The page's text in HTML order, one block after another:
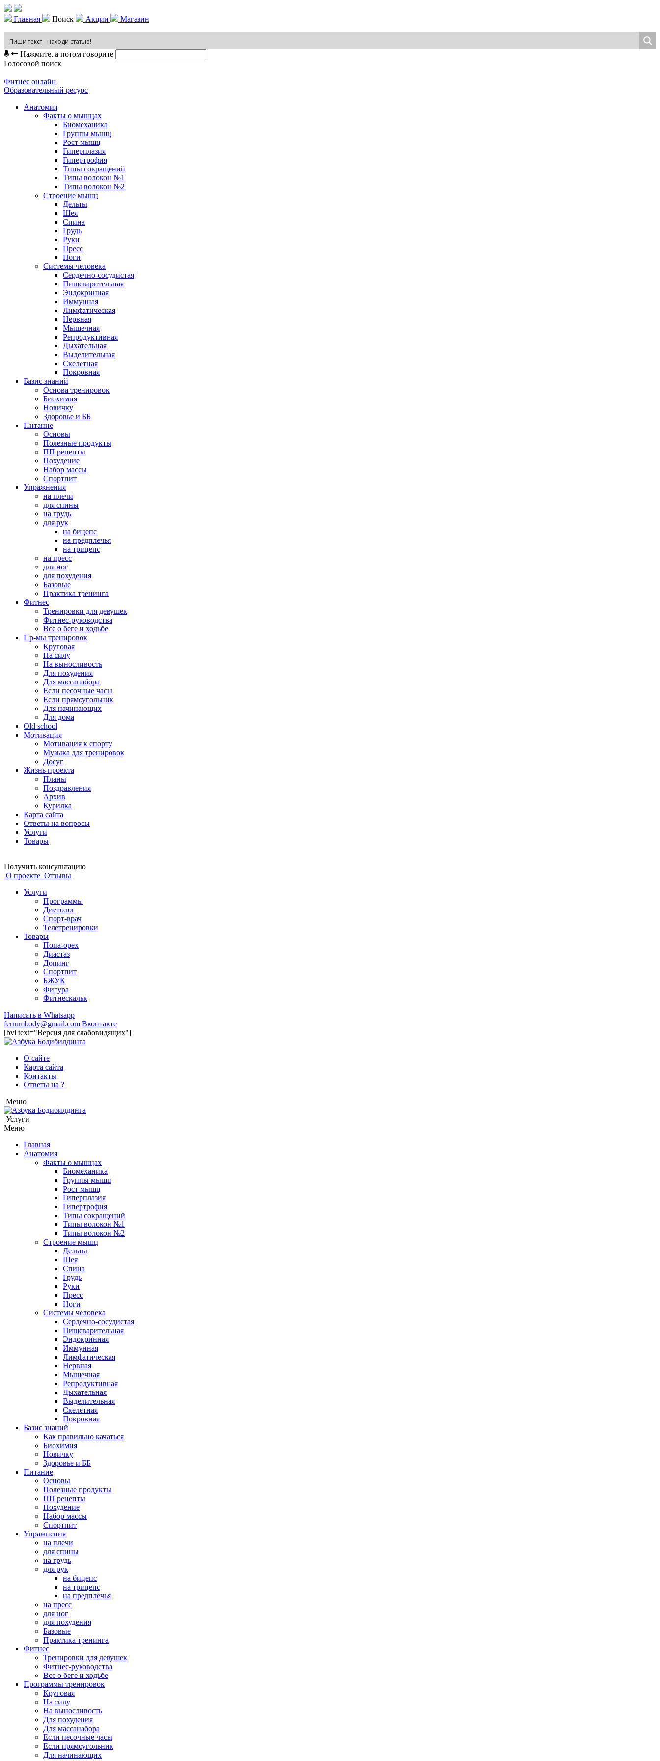
Главная Поиск Акции Магазин
Нажмите, а потом говорите
Голосовой поиск
Фитнес онлайн
Образовательный ресурс
Анатомия
Факты о мышцах
Биомеханика
Группы мышц
Рост мышц
Гиперплазия
Гипертрофия
Типы сокращений
Типы волокон №1
Типы волокон №2
Строение мышц
Дельты
Шея
Спина
Грудь
Руки
Пресс
Ноги
Системы человека
Сердечно-сосудистая
Пищеварительная
Эндокринная
Иммунная
Лимфатическая
Нервная
Мышечная
Репродуктивная
Дыхательная
Выделительная
Скелетная
Покровная
Базис знаний
Основа тренировок
Биохимия
Новичку
Здоровье и ББ
Питание
Основы
Полезные продукты
ПП рецепты
Похудение
Набор массы
Спортпит
Упражнения
на плечи
для спины
на грудь
для рук
на бицепс
на предплечья
на трицепс
на пресс
для ног
для похудения
Базовые
Практика тренинга
Фитнес
Тренировки для девушек
Фитнес-руководства
Все о беге и ходьбе
Пр-мы тренировок
Круговая
На силу
На выносливость
Для похудения
Для массанабора
Если песочные часы
Если прямоугольник
Для начинающих
Для дома
Old school
Мотивация
Мотивация к спорту
Музыка для тренировок
Досуг
Жизнь проекта
Планы
Поздравления
Архив
Курилка
Карта сайта
Ответы на вопросы
Услуги
Товары
Получить консультацию
О проекте Отзывы
Услуги
Программы
Диетолог
Спорт-врач
Телетренировки
Товары
Попа-орех
Диастаз
Допинг
Спортпит
БЖУК
Фигура
Фитнескальк
Написать в Whatsapp
ferrumbody@gmail.com Вконтакте
[bvi text="Версия для слабовидящих"]
О сайте
Карта сайта
Контакты
Ответы на ?
Меню
Услуги
Меню
Главная
Анатомия
Факты о мышцах
Биомеханика
Группы мышц
Рост мышц
Гиперплазия
Гипертрофия
Типы сокращений
Типы волокон №1
Типы волокон №2
Строение мышц
Дельты
Шея
Спина
Грудь
Руки
Пресс
Ноги
Системы человека
Сердечно-сосудистая
Пищеварительная
Эндокринная
Иммунная
Лимфатическая
Нервная
Мышечная
Репродуктивная
Дыхательная
Выделительная
Скелетная
Покровная
Базис знаний
Как правильно качаться
Биохимия
Новичку
Здоровье и ББ
Питание
Основы
Полезные продукты
ПП рецепты
Похудение
Набор массы
Спортпит
Упражнения
на плечи
для спины
на грудь
для рук
на бицепс
на трицепс
на предплечья
на пресс
для ног
для похудения
Базовые
Практика тренинга
Фитнес
Тренировки для девушек
Фитнес-руководства
Все о беге и ходьбе
Программы тренировок
Круговая
На силу
На выносливость
Для похудения
Для массанабора
Если песочные часы
Если прямоугольник
Для начинающих